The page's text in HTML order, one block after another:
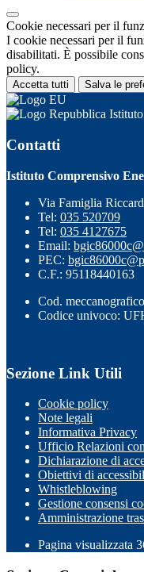
Cookie necessari per il
I cookie necessari per il
disabilitati. È possibile
policy.
Accetta tutti Salva le
Contatti
Istituto Comprensivo
Via Famiglia
Tel: 035 520709
Tel: 035 4127675
Email:
PEC:
C.F.: 95118440163
Cod.
Codice univoco:
Sezione Link Utili
Cookie policy
Note legali
Informativa Privacy
Ufficio Relazioni
Dichiarazione di
Obiettivi di
Whistleblowing
Gestione consensi
Amministrazione
Pagina visualizzata